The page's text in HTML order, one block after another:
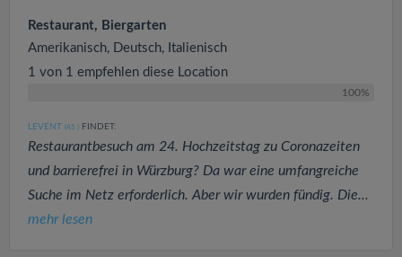
Restaurant, Biergarten
Amerikanisch, Deutsch, Italienisch
1 von 1 empfehlen diese Location
100%
LEVENT (45 ) FINDET:
Restaurantbesuch am 24. Hochzeitstag zu Coronazeiten
und barrierefrei in Würzburg? Da war eine umfangreiche
Suche im Netz erforderlich. Aber wir wurden fündig. Die...
mehr lesen